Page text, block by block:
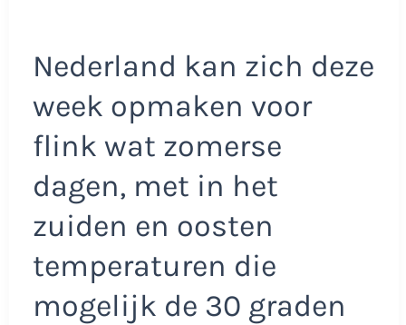
Nederland kan zich deze
week opmaken voor
flink wat zomerse
dagen, met in het
zuiden en oosten
temperaturen die
mogelijk de 30 graden